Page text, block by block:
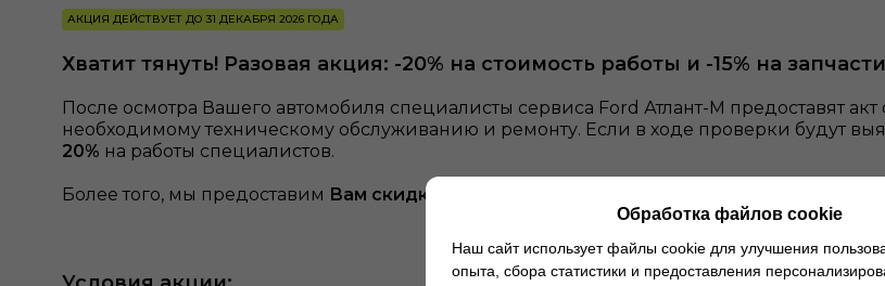
АКЦИЯ ДЕЙСТВУЕТ ДО 31 ДЕКАБРЯ 2026 ГОДА
Хватит тянуть! Разовая акция: -20% на стоимость работы и -15% на
После осмотра Вашего автомобиля специалисты сервиса Ford Атлант-М предоставят
необходимому техническому обслуживанию и ремонту. Если в ходе проверки будут
20% на работы специалистов.
Более того, мы предоставим Вам скидку в размере 15% на запчасти, которые будут
Обработка файлов cookie
Наш сайт использует файлы cookie для улучшения
опыта, сбора статистики и предоставления